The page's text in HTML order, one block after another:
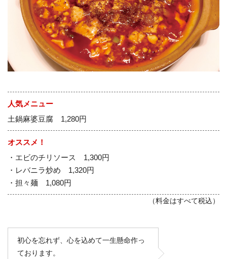
人気メニュー
土鍋麻婆豆腐 1,280円
オススメ！
・エビのチリソース 1,300円
・レバニラ炒め 1,320円
・担々麺 1,080円
（料金はすべて税込）
初心を忘れず、心を込めて一生懸命作っ
ております。